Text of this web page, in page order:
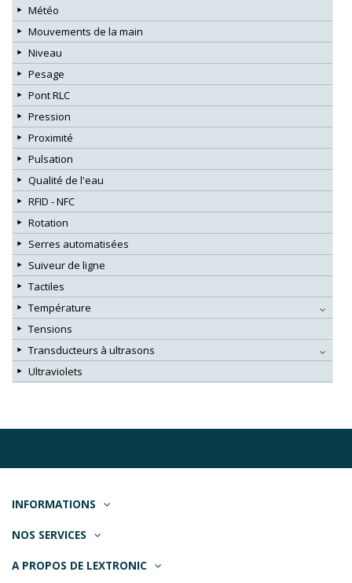
Météo
Mouvements de la main
Niveau
Pesage
Pont RLC
Pression
Proximité
Pulsation
Qualité de l'eau
RFID - NFC
Rotation
Serres automatisées
Suiveur de ligne
Tactiles
Température
Tensions
Transducteurs à ultrasons
Ultraviolets
INFORMATIONS
NOS SERVICES
A PROPOS DE LEXTRONIC